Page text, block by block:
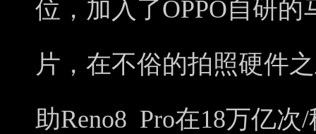
位，加入了OPPO自研
片，在不俗的拍照硬件
助Reno8 Pro在18万亿